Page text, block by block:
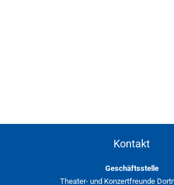
Kontakt
Geschäftsstelle
Theater- und Konzertfreunde